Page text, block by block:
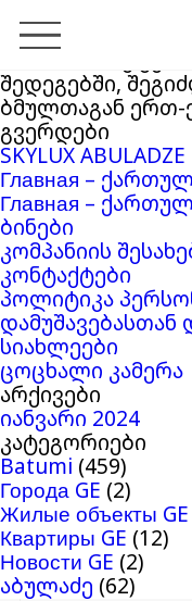
თქვენ ეძებდით
. თუ
შედეგებში,
ბმულთაგან
გვერდები
SKYLUX ABULADZE
Главная –
Главная –
ბინები
კომპანიის
კონტაქტები
პოლიტიკა
დამუშავებასთან
სიახლეები
ცოცხალი კამერა
არქივები
იანვარი 2024
კატეგორიები
Batumi (459)
Города GE (2)
Жилые объекты GE
Квартиры GE (12)
Новости GE (2)
აბულაძე (62)